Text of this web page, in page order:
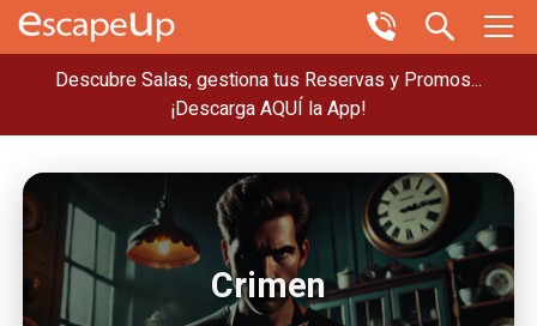
Descubre Salas, gestiona tus Reservas y Promos...
¡Descarga AQUÍ la App!
Crimen